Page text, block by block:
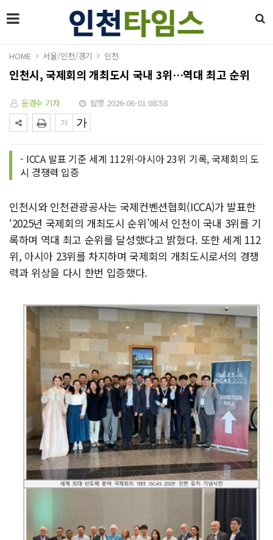
HOME 서울/인천/경기 인천
인천시, 국제회의 개최도시 국내 3위…역대 최고 순위
윤경수 기자 발행 2026-06-01 08:58
- ICCA 발표 기준 세계 112위·아시아 23위 기록, 국제회의 도
시 경쟁력 입증
인천시와 인천관광공사는 국제컨벤션협회(ICCA)가 발표한
‘2025년 국제회의 개최도시 순위’에서 인천이 국내 3위를 기
록하며 역대 최고 순위를 달성했다고 밝혔다. 또한 세계 112
위, 아시아 23위를 차지하며 국제회의 개최도시로서의 경쟁
력과 위상을 다시 한번 입증했다.